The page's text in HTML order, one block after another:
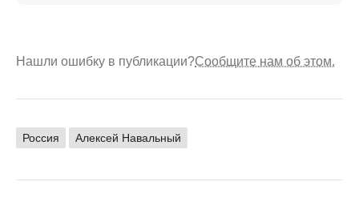
Нашли ошибку в публикации?Сообщите нам об этом.
Россия Алексей Навальный